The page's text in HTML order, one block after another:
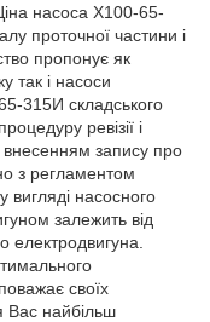
насоса Х100-65-
проточної частини і
пропонує як
так і насоси
315И складського
ревізії і
внесенням запису про
з регламентом
насосного
залежить від
електродвигуна.
своїх
Вас найбільш